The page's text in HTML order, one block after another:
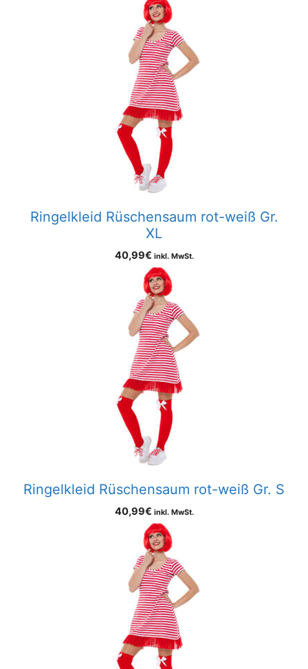
Ringelkleid Rüschensaum rot-weiß Gr.
XL
40,99€ inkl. MwSt.
Ringelkleid Rüschensaum rot-weiß Gr. S
40,99€ inkl. MwSt.